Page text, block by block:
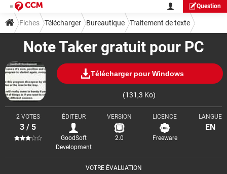
Question
Note Taker gratuit pour PC
Télécharger pour Windows
(131,3 Ko)
VOTRE ÉVALUATION
2 VOTES
3 / 5
ÉDITEUR
GoodSoft
Development
VERSION
2.0
LICENCE
Freeware
LANGUE
EN
Fiches Télécharger Bureautique Traitement de texte